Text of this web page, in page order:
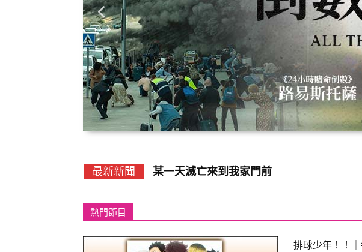
最新新聞 大漢盛世
某一天滅亡來到我家門前
熱門節目
排球少年！！